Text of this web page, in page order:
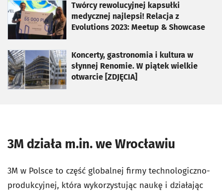
Twórcy rewolucyjnej kapsułki
medycznej najlepsi! Relacja z
Evolutions 2023: Meetup & Showcase
otworzy się w nowej karcie
Koncerty, gastronomia i kultura w
słynnej Renomie. W piątek wielkie
otwarcie [ZDJĘCIA]
otworzy się w nowej karcie
3M działa m.in. we Wrocławiu
3M w Polsce to część globalnej firmy technologiczno-
produkcyjnej, która wykorzystując naukę i działając